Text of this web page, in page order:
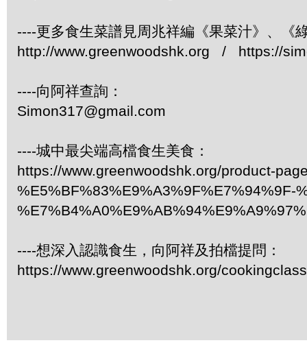
----更多食生菜譜見周兆祥編《果菜汁》、《
http://www.greenwoodshk.org / https://
----向阿祥查詢：
Simon317@gmail.com
----城中最尖端高檔食生美食：
https://www.greenwoodshk.org/product-
%E5%BF%83%E9%A3%9F%E7%94%9F-
----想深入認識食生，向阿祥及拍檔提問：
https://www.greenwoodshk.org/